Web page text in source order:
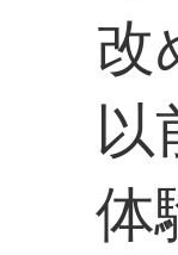
改
以
体